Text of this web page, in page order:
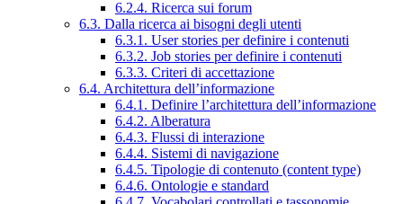
6.2.4. Ricerca sui forum
6.3. Dalla ricerca ai bisogni degli utenti
6.3.1. User stories per definire i contenuti
6.3.2. Job stories per definire i contenuti
6.3.3. Criteri di accettazione
6.4. Architettura dell’informazione
6.4.1. Definire l’architettura dell’informazione
6.4.2. Alberatura
6.4.3. Flussi di interazione
6.4.4. Sistemi di navigazione
6.4.5. Tipologie di contenuto (content type)
6.4.6. Ontologie e standard